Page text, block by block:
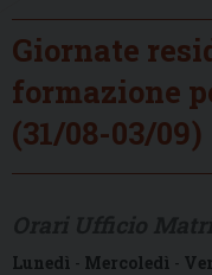
Giornate
formazione
(31/08-03/09)
Lunedì - Mercoledì -